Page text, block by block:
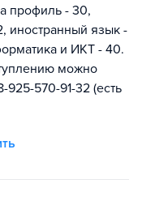
профиль - 30,
иностранный язык -
и ИКТ - 40.
можно
925-570-91-32 (есть